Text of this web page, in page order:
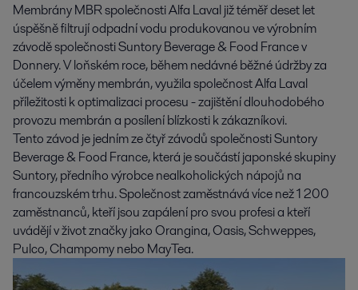
Membrány MBR společnosti Alfa Laval již téměř deset let
úspěšně filtrují odpadní vodu produkovanou ve výrobním
závodě společnosti Suntory Beverage & Food France v
Donnery. V loňském roce, během nedávné běžné údržby za
účelem výměny membrán, využila společnost Alfa Laval
příležitosti k optimalizaci procesu - zajištění dlouhodobého
provozu membrán a posílení blízkosti k zákazníkovi.
Tento závod je jedním ze čtyř závodů společnosti Suntory
Beverage & Food France, která je součástí japonské skupiny
Suntory, předního výrobce nealkoholických nápojů na
francouzském trhu. Společnost zaměstnává více než 1 200
zaměstnanců, kteří jsou zapálení pro svou profesi a kteří
uvádějí v život značky jako Orangina, Oasis, Schweppes,
Pulco, Champomy nebo MayTea.